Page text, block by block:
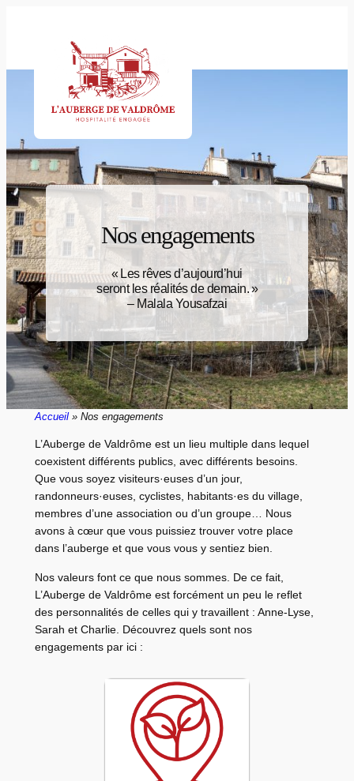
Nos engagements
« Les rêves d’aujourd’hui
seront les réalités de demain. »
– Malala Yousafzai
Accueil» Nos engagements
L’Auberge de Valdrôme est un lieu multiple dans lequel
coexistent différents publics, avec différents besoins.
Que vous soyez visiteurs·euses d’un jour,
randonneurs·euses, cyclistes, habitants·es du village,
membres d’une association ou d’un groupe… Nous
avons à cœur que vous puissiez trouver votre place
dans l’auberge et que vous vous y sentiez bien.
Nos valeurs font ce que nous sommes. De ce fait,
L’Auberge de Valdrôme est forcément un peu le reflet
des personnalités de celles qui y travaillent : Anne-Lyse,
Sarah et Charlie. Découvrez quels sont nos
engagements par ici :